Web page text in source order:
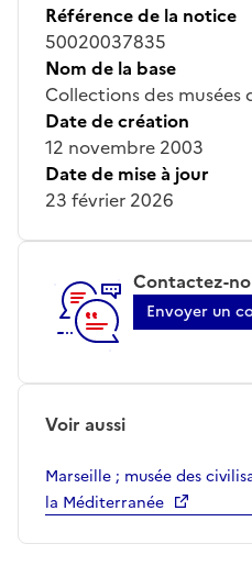
Référence de la notice
50020037835
Nom de la base
Collections des musées
Date de création
12 novembre 2003
Date de mise à jour
23 février 2026
Contactez-
Envoyer un
Voir aussi
Marseille ; musée des
la Méditerranée